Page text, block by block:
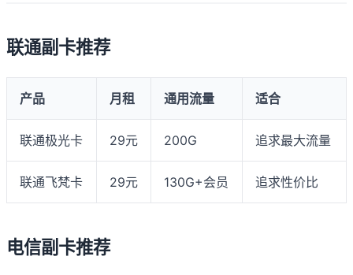
联通副卡推荐
产品 月租 通用流量 适合
联通极光卡 29元 200G 追求最大流量
联通飞梵卡 29元 130G+会员 追求性价比
电信副卡推荐